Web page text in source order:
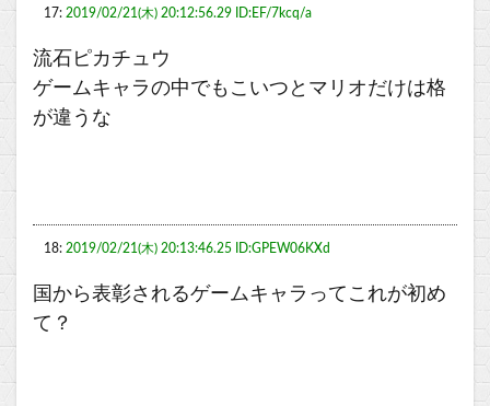
17: 2019/02/21(木) 20:12:56.29 ID:EF/7kcq/a
流石ピカチュウ
ゲームキャラの中でもこいつとマリオだけは格
が違うな
18: 2019/02/21(木) 20:13:46.25 ID:GPEW06KXd
国から表彰されるゲームキャラってこれが初め
て？